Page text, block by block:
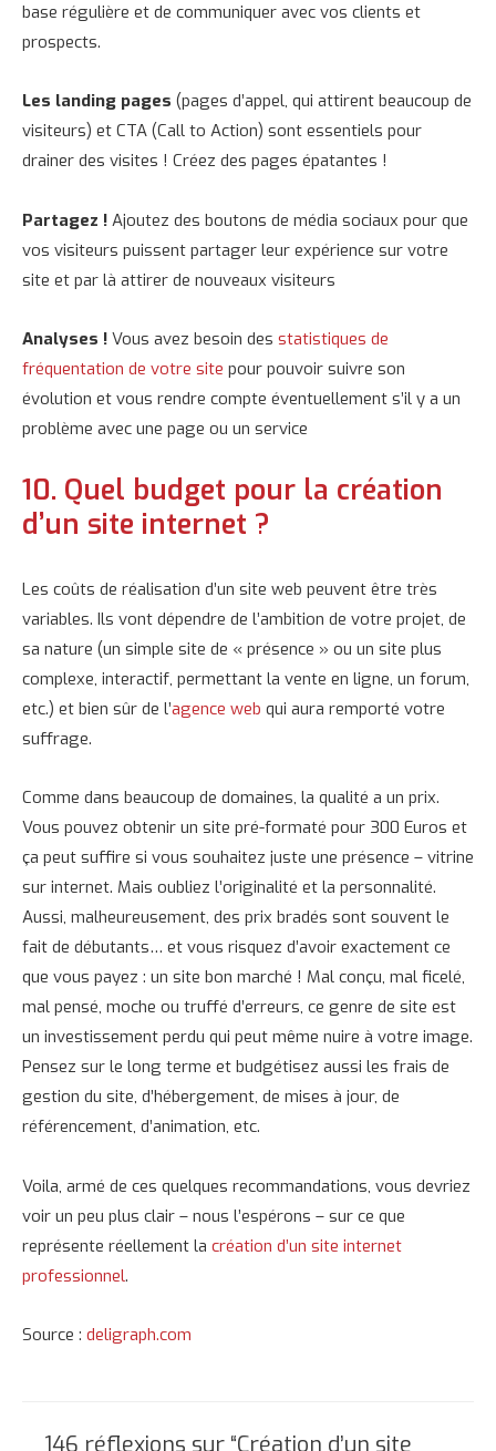
base régulière et de communiquer avec vos clients et
prospects.
Les landing pages (pages d’appel, qui attirent beaucoup de
visiteurs) et CTA (Call to Action) sont essentiels pour
drainer des visites ! Créez des pages épatantes !
Partagez ! Ajoutez des boutons de média sociaux pour que
vos visiteurs puissent partager leur expérience sur votre
site et par là attirer de nouveaux visiteurs
Analyses ! Vous avez besoin des statistiques de
fréquentation de votre site pour pouvoir suivre son
évolution et vous rendre compte éventuellement s’il y a un
problème avec une page ou un service
10. Quel budget pour la création
d’un site internet ?
Les coûts de réalisation d’un site web peuvent être très
variables. Ils vont dépendre de l’ambition de votre projet, de
sa nature (un simple site de « présence » ou un site plus
complexe, interactif, permettant la vente en ligne, un forum,
etc.) et bien sûr de l’agence web qui aura remporté votre
suffrage.
Comme dans beaucoup de domaines, la qualité a un prix.
Vous pouvez obtenir un site pré-formaté pour 300 Euros et
ça peut suffire si vous souhaitez juste une présence – vitrine
sur internet. Mais oubliez l’originalité et la personnalité.
Aussi, malheureusement, des prix bradés sont souvent le
fait de débutants… et vous risquez d’avoir exactement ce
que vous payez : un site bon marché ! Mal conçu, mal ficelé,
mal pensé, moche ou truffé d’erreurs, ce genre de site est
un investissement perdu qui peut même nuire à votre image.
Pensez sur le long terme et budgétisez aussi les frais de
gestion du site, d’hébergement, de mises à jour, de
référencement, d’animation, etc.
Voila, armé de ces quelques recommandations, vous devriez
voir un peu plus clair – nous l’espérons – sur ce que
représente réellement la création d’un site internet
professionnel.
Source : deligraph.com